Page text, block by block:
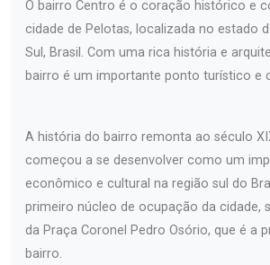
O bairro Centro é o coração histórico e
cidade de Pelotas, localizada no estado
Sul, Brasil. Com uma rica história e
bairro é um importante ponto turístico e
A história do bairro remonta ao século
começou a se desenvolver como um
econômico e cultural na região sul do
primeiro núcleo de ocupação da cidade,
da Praça Coronel Pedro Osório, que é a
bairro.